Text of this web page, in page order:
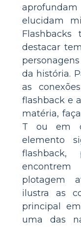
elucidam
destacar
da história.
as
flashback e
matéria,
T ou em
elemento
plotagem
ilustra as
principal em
uma das